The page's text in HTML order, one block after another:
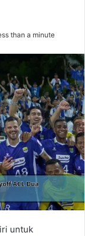
than a minute
untuk